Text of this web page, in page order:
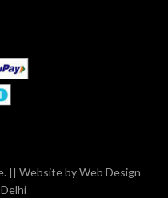
|| Website byWeb Design